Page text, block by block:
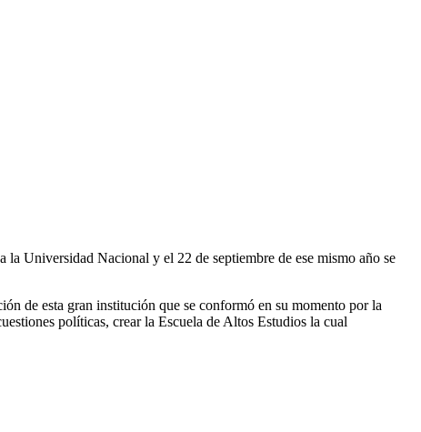
Universidad Nacional y el 22 de septiembre de ese mismo año se
de esta gran institución que se conformó en su momento por la
políticas, crear la Escuela de Altos Estudios la cual